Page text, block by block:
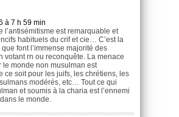
à 7 h 59 min
l’antisémitisme est remarquable et
habituels du crif et cie… C’est la
font l’immense majorité des
votant rn ou reconquête. La menace
le monde non musulman est
ce soit pour les juifs, les chrétiens, les
modérés, etc… Tout ce qui
et soumis à la charia est l’ennemi
le monde.